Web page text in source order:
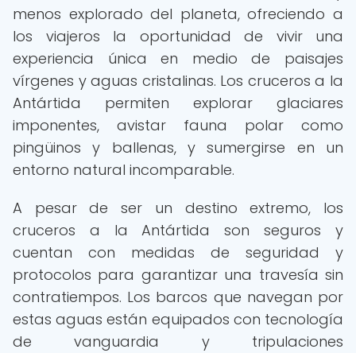
menos explorado del planeta, ofreciendo a
los viajeros la oportunidad de vivir una
experiencia única en medio de paisajes
vírgenes y aguas cristalinas. Los cruceros a la
Antártida permiten explorar glaciares
imponentes, avistar fauna polar como
pingüinos y ballenas, y sumergirse en un
entorno natural incomparable.
A pesar de ser un destino extremo, los
cruceros a la Antártida son seguros y
cuentan con medidas de seguridad y
protocolos para garantizar una travesía sin
contratiempos. Los barcos que navegan por
estas aguas están equipados con tecnología
de vanguardia y tripulaciones